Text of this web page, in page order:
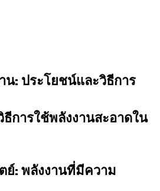
น: ประโยชน์และวิธีการ
การใช้พลังงานสะอาดใน
ย์: พลังงานที่มีความ